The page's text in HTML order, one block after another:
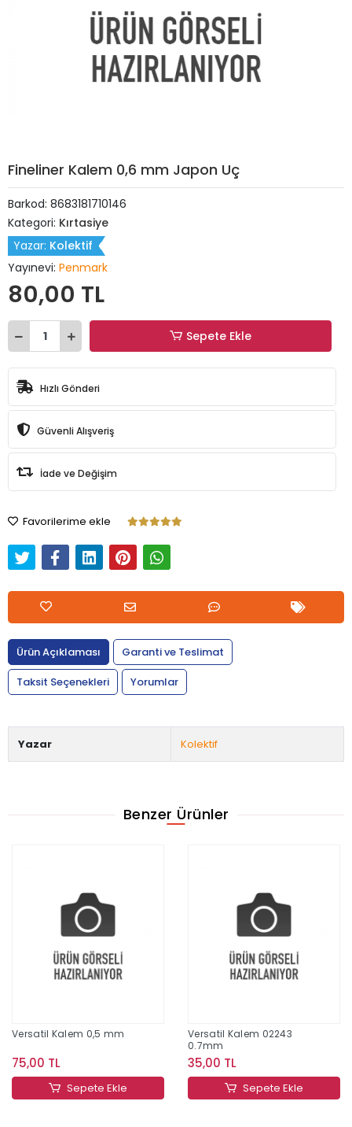
Fineliner Kalem 0,6 mm Japon Uç
Barkod: 8683181710146
Kategori: Kırtasiye
Yazar: Kolektif
Yayınevi: Penmark
80,00 TL
Sepete Ekle
Hızlı Gönderi
Güvenli Alışveriş
İade ve Değişim
Favorilerime ekle
Ürün Açıklaması
Garanti ve Teslimat
Taksit Seçenekleri
Yorumlar
Yazar Kolektif
Benzer Ürünler
Versatil Kalem 0,5 mm
75,00 TL
Sepete Ekle
Versatil Kalem 02243
0.7mm
35,00 TL
Sepete Ekle